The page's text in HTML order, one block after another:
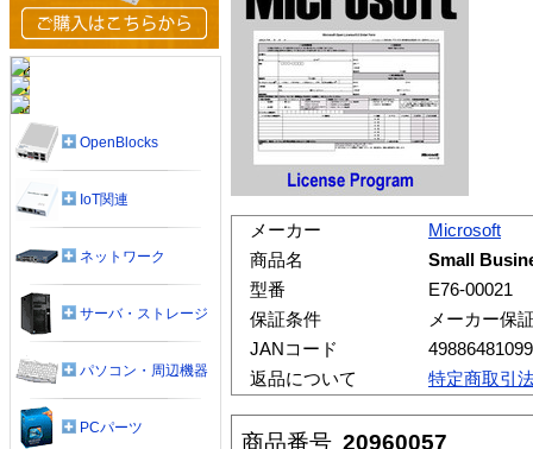
メーカー
Microsoft
商品名
Small
型番
E76-00021
保証条件
メーカー保
JANコード
返品について
特定商取引
商品番号 20960057
OpenBlocks
IoT関連
ネットワーク
サーバ・ストレージ
パソコン・周辺機器
PCパーツ